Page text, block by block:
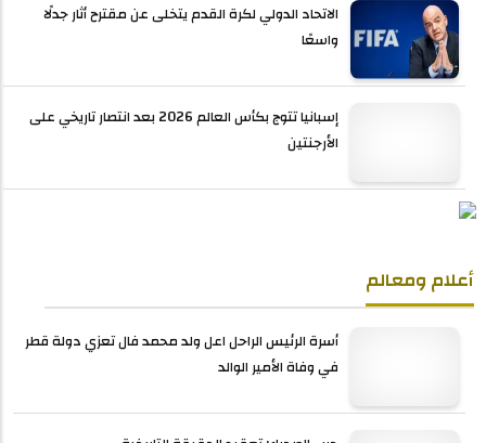
الاتحاد الدولي لكرة القدم يتخلى عن مقترح أثار جدلًا
واسعًا
إسبانيا تتوج بكأس العالم 2026 بعد انتصار تاريخي على
الأرجنتين
أعلام ومعالم
أسرة الرئيس الراحل اعل ولد محمد فال تعزي دولة قطر
في وفاة الأمير الوالد